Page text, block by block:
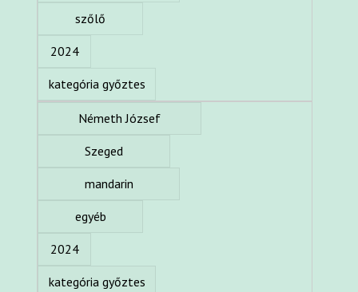
szőlő
2024
kategória győztes
Németh József
Szeged
mandarin
egyéb
2024
kategória győztes